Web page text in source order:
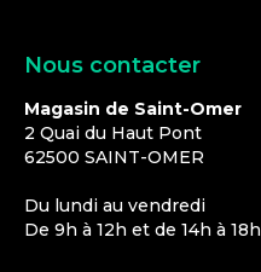
Nous contacter
Magasin de Saint-Omer
2 Quai du Haut Pont
62500 SAINT-OMER
Du lundi au vendredi
De 9h à 12h et de 14h à 18h